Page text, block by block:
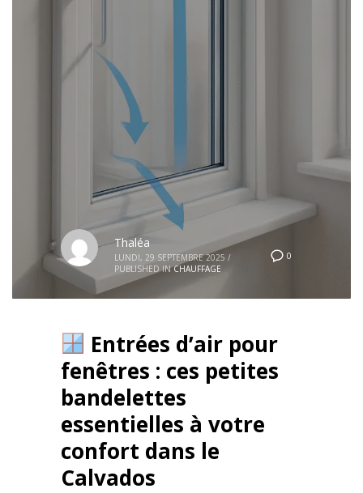
0
Thaléa
LUNDI, 29 SEPTEMBRE 2025 /
PUBLISHED IN CHAUFFAGE
Entrées d’air pour
fenêtres : ces petites
bandelettes
essentielles à votre
confort dans le
Calvados